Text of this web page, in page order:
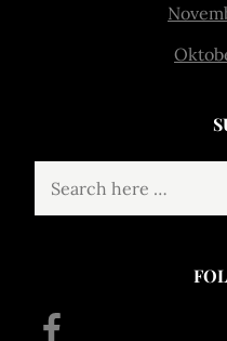
Facebook